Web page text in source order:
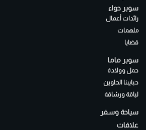
سوبر حواء
رائدات أعمال
ملهمات
قضايا
سوبر ماما
حمل وولادة
حبايبنا الحلوين
لياقة ورشاقة
سياحة وسفر
علاقات